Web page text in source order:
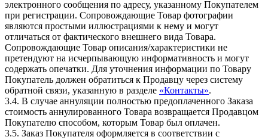
электронного сообщения по адресу, указанному Покупателем
при регистрации. Сопровождающие Товар фотографии
являются простыми иллюстрациями к нему и могут
отличаться от фактического внешнего вида Товара.
Сопровождающие Товар описания/характеристики не
претендуют на исчерпывающую информативность и могут
содержать опечатки. Для уточнения информации по Товару
Покупатель должен обратиться к Продавцу через систему
обратной связи, указанную в разделе «Контакты».
3.4. В случае аннуляции полностью предоплаченного Заказа
стоимость аннулированного Товара возвращается Продавцом
Покупателю способом, которым Товар был оплачен.
3.5. Заказ Покупателя оформляется в соответствии с